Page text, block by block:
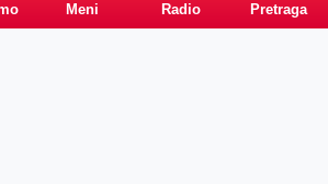
Meni Radio Pretraga